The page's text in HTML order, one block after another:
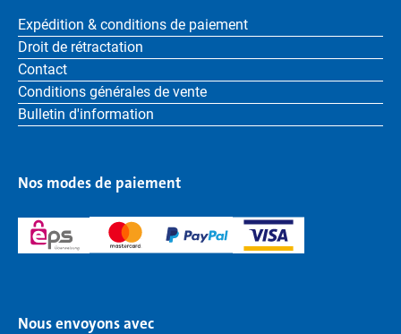
Expédition & conditions de paiement
Droit de rétractation
Contact
Conditions générales de vente
Bulletin d'information
Nos modes de paiement
Nous envoyons avec